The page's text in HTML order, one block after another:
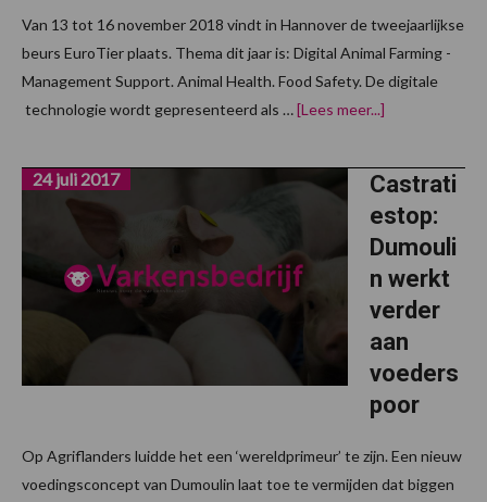
Van 13 tot 16 november 2018 vindt in Hannover de tweejaarlijkse
beurs EuroTier plaats. Thema dit jaar is: Digital Animal Farming -
Management Support. Animal Health. Food Safety. De digitale
technologie wordt gepresenteerd als …[Lees meer...]
van
Dumoulin
op
EuroTier
Castrati
estop:
Dumouli
n werkt
verder
aan
voeders
poor
24 juli 2017
Op Agriflanders luidde het een ‘wereldprimeur’ te zijn. Een nieuw
voedingsconcept van Dumoulin laat toe te vermijden dat biggen